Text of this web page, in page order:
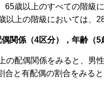
歳以上のすべての階級
以上の階級においては、
関係（4区分），年齢（5
の配偶関係をみると、男
と有配偶の割合をみる